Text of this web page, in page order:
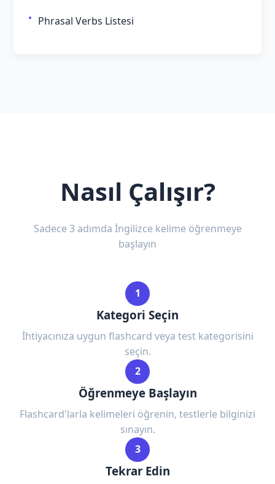
Phrasal Verbs Listesi
Nasıl Çalışır?
Sadece 3 adımda İngilizce kelime öğrenmeye
başlayın
1
Kategori Seçin
İhtiyacınıza uygun flashcard veya test kategorisini
seçin.
2
Öğrenmeye Başlayın
Flashcard'larla kelimeleri öğrenin, testlerle bilginizi
sınayın.
3
Tekrar Edin